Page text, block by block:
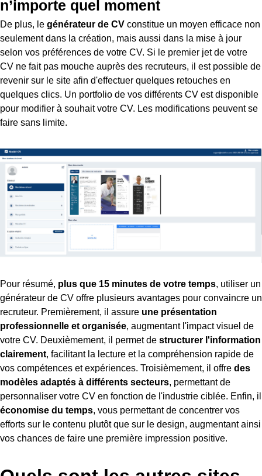
n’importe quel moment
De plus, le générateur de CV constitue un moyen efficace non
seulement dans la création, mais aussi dans la mise à jour
selon vos préférences de votre CV. Si le premier jet de votre
CV ne fait pas mouche auprès des recruteurs, il est possible de
revenir sur le site afin d'effectuer quelques retouches en
quelques clics. Un portfolio de vos différents CV est disponible
pour modifier à souhait votre CV. Les modifications peuvent se
faire sans limite.
Pour résumé, plus que 15 minutes de votre temps, utiliser un
générateur de CV offre plusieurs avantages pour convaincre un
recruteur. Premièrement, il assure une présentation
professionnelle et organisée, augmentant l'impact visuel de
votre CV. Deuxièmement, il permet de structurer l'information
clairement, facilitant la lecture et la compréhension rapide de
vos compétences et expériences. Troisièmement, il offre des
modèles adaptés à différents secteurs, permettant de
personnaliser votre CV en fonction de l'industrie ciblée. Enfin, il
économise du temps, vous permettant de concentrer vos
efforts sur le contenu plutôt que sur le design, augmentant ainsi
vos chances de faire une première impression positive.